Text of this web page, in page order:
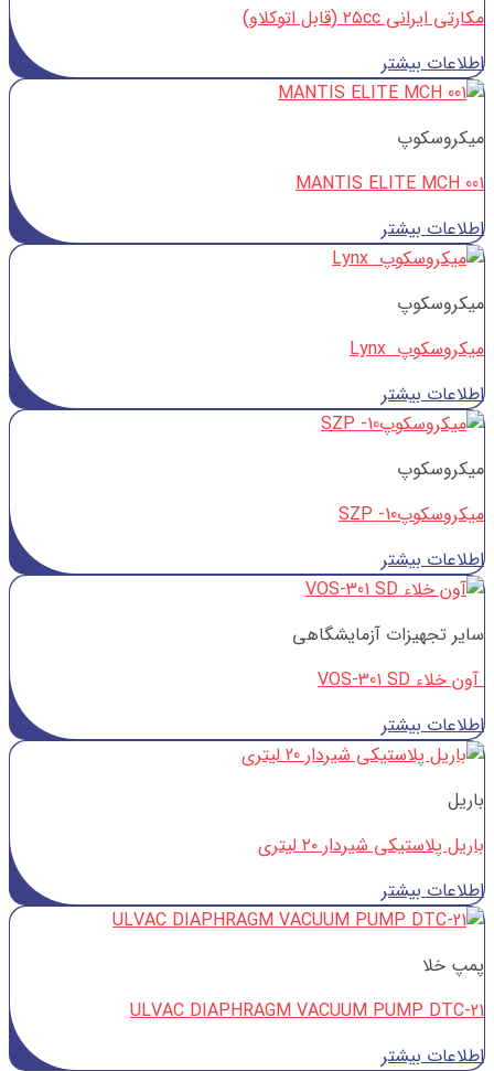
مکارتی ایرانی ۲۵cc (قابل اتوکلاو)
اطلاعات بیشتر
میکروسکوپ
MANTIS ELITE MCH 001
اطلاعات بیشتر
میکروسکوپ
میکروسکوپ Lynx
اطلاعات بیشتر
میکروسکوپ
میکروسکوپSZP -10
اطلاعات بیشتر
سایر تجهیزات آزمایشگاهی
آون خلاء VOS-301 SD
اطلاعات بیشتر
باریل
باریل پلاستیکی شیردار ۲۰ لیتری
اطلاعات بیشتر
پمپ خلا
ULVAC DIAPHRAGM VACUUM PUMP DTC-21
اطلاعات بیشتر